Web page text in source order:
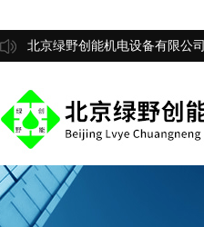
北京绿野创能机电设备有限公司